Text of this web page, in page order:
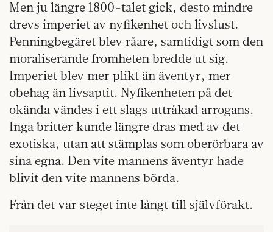
Men ju längre 1800-talet gick, desto mindre
drevs imperiet av nyfikenhet och livslust.
Penningbegäret blev råare, samtidigt som den
moraliserande fromheten bredde ut sig.
Imperiet blev mer plikt än äventyr, mer
obehag än livsaptit. Nyfikenheten på det
okända vändes i ett slags uttråkad arrogans.
Inga britter kunde längre dras med av det
exotiska, utan att stämplas som oberörbara av
sina egna. Den vite mannens äventyr hade
blivit den vite mannens börda.
Från det var steget inte långt till självförakt.